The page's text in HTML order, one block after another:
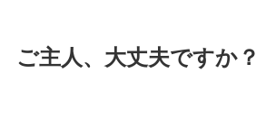
ご主人、大丈夫ですか？